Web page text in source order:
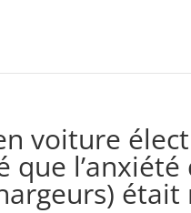
voiture
que